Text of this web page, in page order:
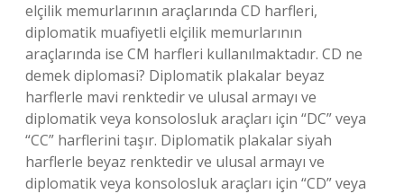
elçilik memurlarının araçlarında CD harfleri,
diplomatik muafiyetli elçilik memurlarının
araçlarında ise CM harfleri kullanılmaktadır. CD ne
demek diplomasi? Diplomatik plakalar beyaz
harflerle mavi renktedir ve ulusal armayı ve
diplomatik veya konsolosluk araçları için “DC” veya
“CC” harflerini taşır. Diplomatik plakalar siyah
harflerle beyaz renktedir ve ulusal armayı ve
diplomatik veya konsolosluk araçları için “CD” veya